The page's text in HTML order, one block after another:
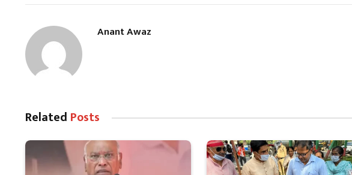
Anant Awaz
Related Posts